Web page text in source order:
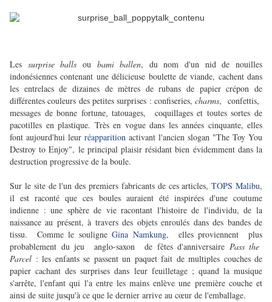
Les surprise balls ou bami ballen, du nom d'un nid de nouilles
indonésiennes contenant une délicieuse boulette de viande, cachent dans
les entrelacs de dizaines de mètres de rubans de papier crépon de
différentes couleurs des petites surprises : confiseries,charms, confettis,
messages de bonne fortune,tatouages, coquillages et toutes sortes de
pacotilles en plastique. Très en vogue dans les années cinquante, elles
font aujourd'hui leur réapparition activant l'ancien slogan "The Toy You
Destroy to Enjoy", le principal plaisir résidant bien évidemment dans la
destruction progressive de la boule.
Sur le site de l'un des premiers fabricants de ces articles,TOPS Malibu,
il est raconté que ces boules auraient été inspirées d'une coutume
indienne : une sphère de vie racontant l'histoire de l'individu, de la
naissance au présent, à travers des objets enroulés dans des bandes de
tissu. Comme le souligneGina Namkung, elles proviennent plus
probablement du jeu anglo-saxon de fêtes d'anniversaire Pass the
Parcel : les enfants se passent un paquet fait de multiples couches de
papier cachant des surprises dans leur feuilletage ; quand la musique
s'arrête, l'enfant qui l'a entre les mains enlève une première couche et
ainsi de suite jusqu'à ce que le dernier arrive au cœur de l'emballage.